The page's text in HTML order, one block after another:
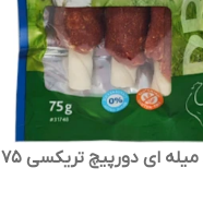
تشویقی میله ای دورپیچ تریکسی ۷۵